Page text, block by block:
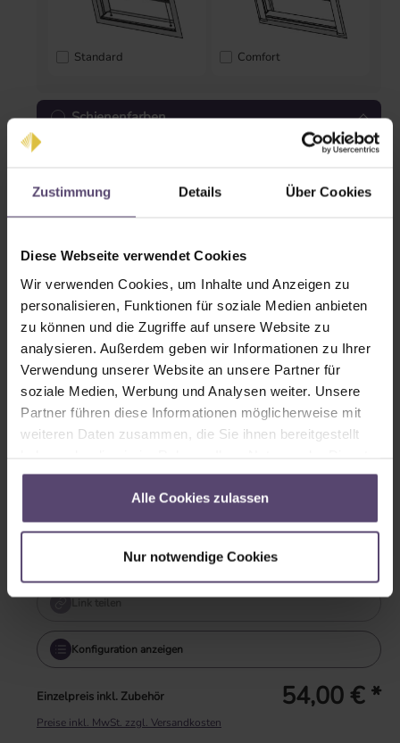
Zustimmung Details Über Cookies
Diese Webseite verwendet Cookies
Wir verwenden Cookies, um Inhalte und Anzeigen zu
personalisieren, Funktionen für soziale Medien anbieten
zu können und die Zugriffe auf unsere Website zu
analysieren. Außerdem geben wir Informationen zu Ihrer
Verwendung unserer Website an unsere Partner für
soziale Medien, Werbung und Analysen weiter. Unsere
Partner führen diese Informationen möglicherweise mit
weiteren Daten zusammen, die Sie ihnen bereitgestellt
gesammelt haben.
Alle Cookies zulassen
Nur notwendige Cookies
Standard Comfort
Schienenfarben
weiß silber
Sofort verfügbar
Lieferzeit: 2-5 Tage
Garantie: 2 Jahre
Konfiguration anzeigen
Einzelpreis inkl. Zubehör 54,00 € *
Preise inkl. MwSt. zzgl. Versandkosten